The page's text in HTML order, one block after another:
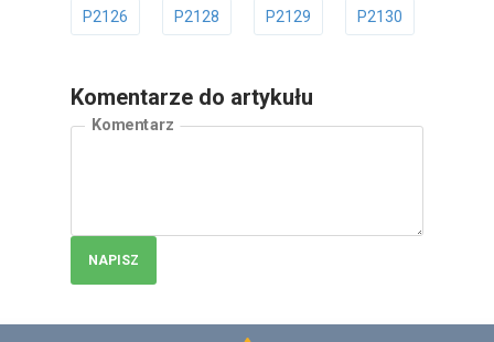
P2126 P2128 P2129 P2130
Komentarze do artykułu
Komentarz
NAPISZ